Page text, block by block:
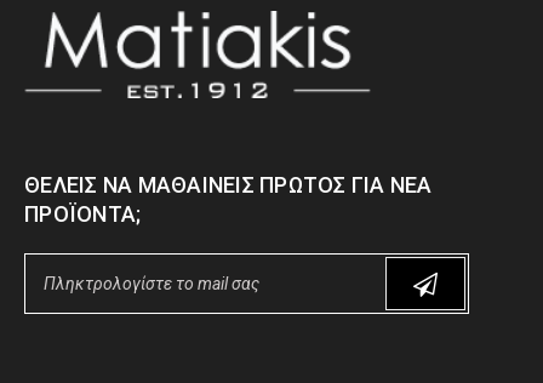
ΘΈΛΕΙΣ ΝΑ ΜΑΘΑΊΝΕΙΣ ΠΡΏΤΟΣ ΓΙΑ ΝΈΑ
ΠΡΟΪΌΝΤΑ;